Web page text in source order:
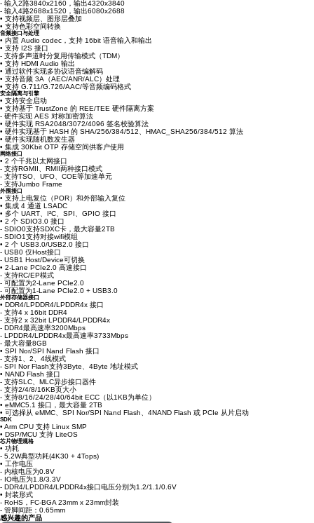
- 输入2路3840x2160，输出4320x3840
- 输入4路2688x1520，输出6080x2688
• 支持视频层、图形层叠加
• 支持色彩空间转换
音频接口与处理
• 内置 Audio codec，支持 16bit 语音输入和输出
• 支持 I2S 接口
- 支持多声道时分复用传输模式（TDM）
• 支持 HDMI Audio 输出
• 通过软件实现多协议语音编解码
• 支持音频 3A（AEC/ANR/ALC）处理
• 支持 G.711/G.726/AAC/等音频编码格式
安全隔离与引擎
• 支持安全启动
• 支持基于 TrustZone 的 REE/TEE 硬件隔离方案
- 硬件实现 AES 对称加密算法
• 硬件实现 RSA2048/3072/4096 签名校验算法
• 硬件实现基于 HASH 的 SHA/256/384/512、HMAC_SHA256/384/512 算法
• 硬件实现随机数发生器
• 集成 30Kbit OTP 存储空间供客户使用
网络接口
• 2 个千兆以太网接口
- 支持RGMII、RMII两种接口模式
- 支持TSO、UFO、COE等加速单元
- 支持Jumbo Frame
外围接口
• 支持上电复位（POR）和外部输入复位
• 集成 4 通道 LSADC
• 多个 UART、I²C、SPI、GPIO 接口
• 2 个 SDIO3.0 接口
- SDIO0支持SDXC卡，最大容量2TB
- SDIO1支持对接wifi模组
• 2 个 USB3.0/USB2.0 接口
- USB0 仅Host接口
- USB1 Host/Device可切换
• 2-Lane PCIe2.0 高速接口
- 支持RC/EP模式
- 可配置为2-Lane PCIe2.0
- 可配置为1-Lane PCIe2.0 + USB3.0
外部存储器接口
• DDR4/LPDDR4/LPDDR4x 接口
- 支持4 x 16bit DDR4
- 支持2 x 32bit LPDDR4/LPDDR4x
- DDR4最高速率3200Mbps
- LPDDR4/LPDDR4x最高速率3733Mbps
- 最大容量8GB
• SPI Nor/SPI Nand Flash 接口
- 支持1、2、4线模式
- SPI Nor Flash支持3Byte、4Byte 地址模式
• NAND Flash 接口
- 支持SLC、MLC异步接口器件
- 支持2/4/8/16KB页大小
- 支持8/16/24/28/40/64bit ECC（以1KB为单位）
• eMMC5.1 接口，最大容量 2TB
• 可选择从 eMMC、SPI Nor/SPI Nand Flash、4NAND Flash 或 PCIe 从片启动
SDK
• Arm CPU 支持 Linux SMP
• DSP/MCU 支持 LiteOS
芯片物理规格
• 功耗
- 5.2W典型功耗(4K30 + 4Tops)
• 工作电压
- 内核电压为0.8V
- IO电压为1.8/3.3V
- DDR4/LPDDR4/LPDDR4x接口电压分别为1.2/1.1/0.6V
• 封装形式
- RoHS，FC-BGA 23mm x 23mm封装
- 管脚间距：0.65mm
感兴趣的产品